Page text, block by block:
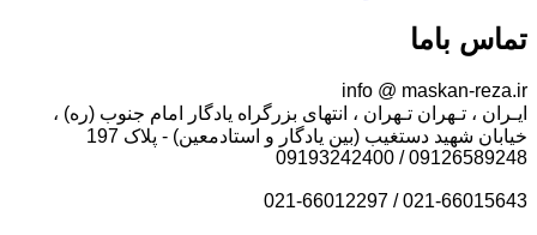
تماس باما
info @ maskan-reza.ir
ایـران ، تـهران تـهران ، انتهای بزرگراه یادگار امام جنوب (ره) ،
خیابان شهید دستغیب (بین یادگار و استادمعین) - پلاک 197
09126589248 / 09193242400
021-66015643 / 021-66012297